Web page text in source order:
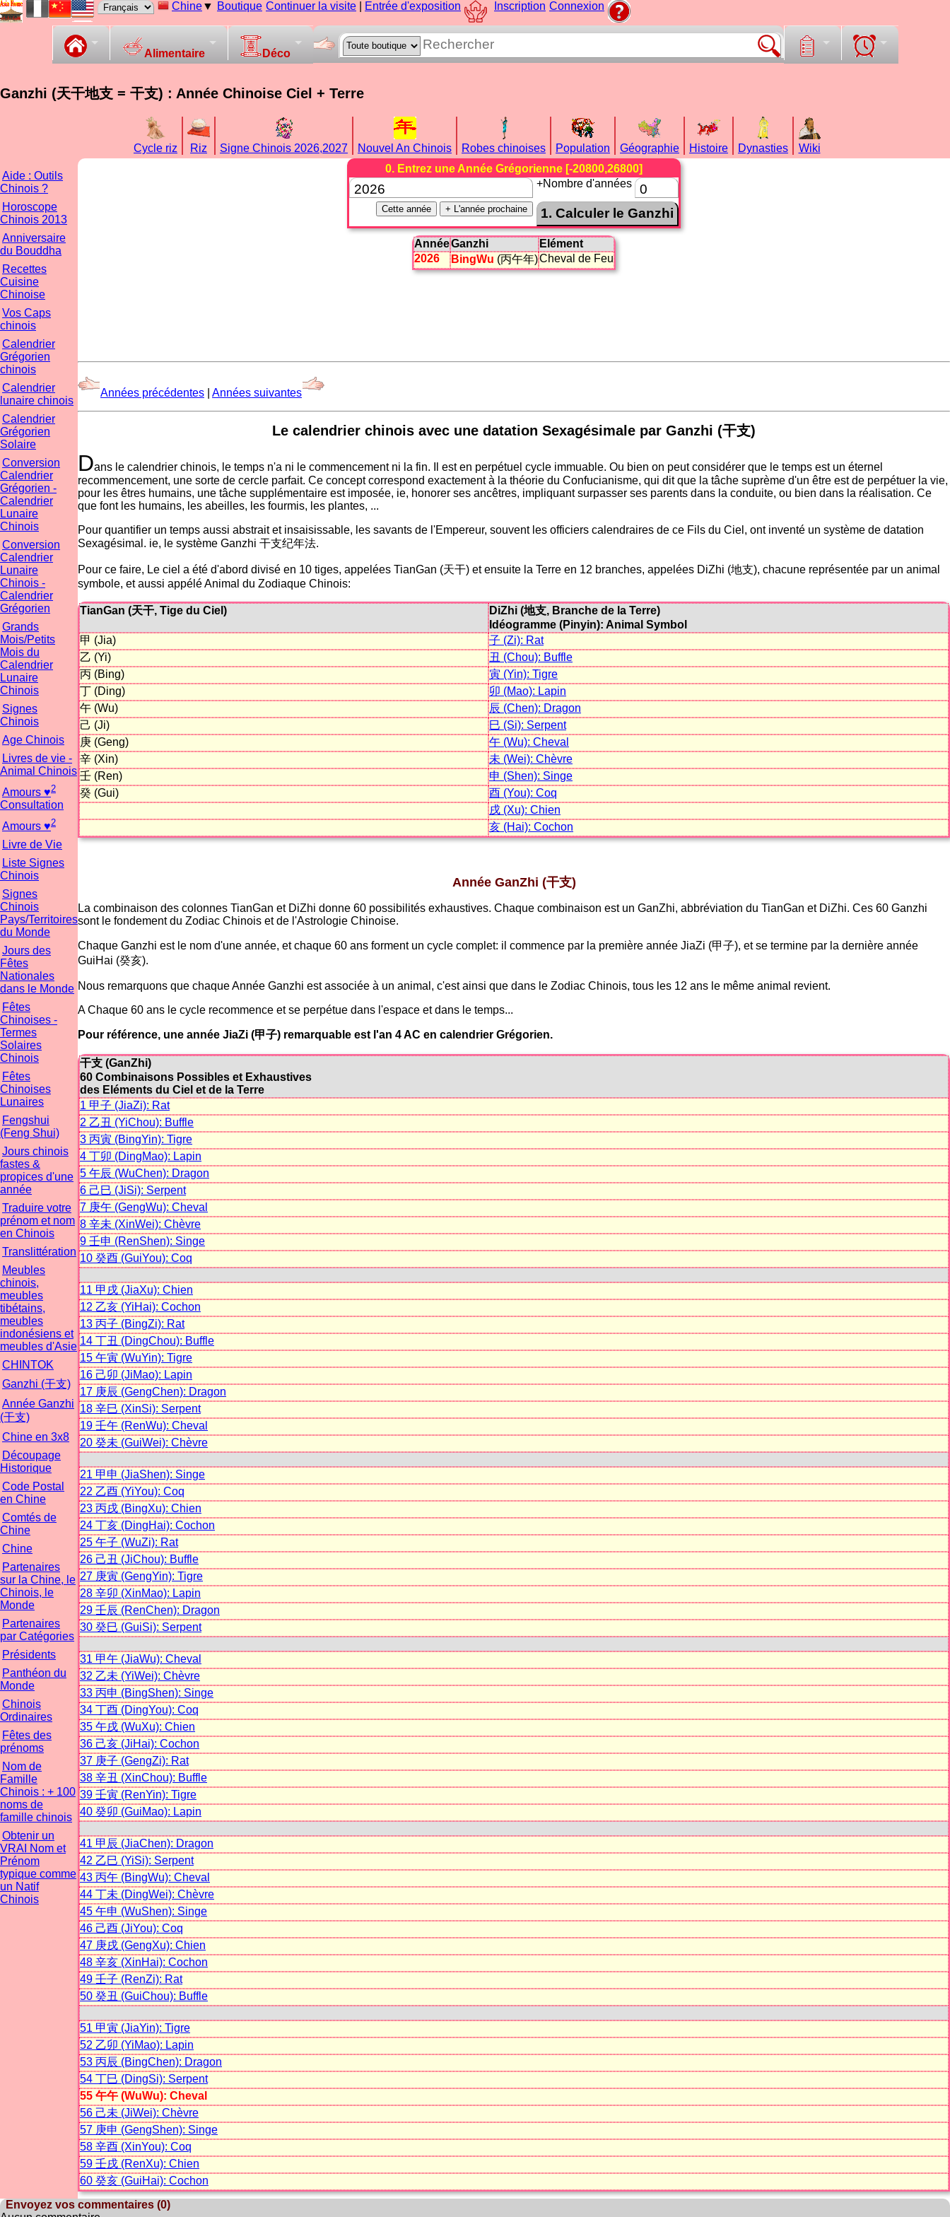
Chine▼ Boutique Continuer la visite Entrée d'exposition Inscription Connexion
Alimentaire Déco
Ganzhi (天干地支 = 干支) : Année Chinoise Ciel + Terre
Cycle riz Riz Signe Chinois 2026,2027 Nouvel An Chinois Robes chinoises Population Géographie Histoire Dynasties Wiki
Aide : Outils
Chinois ?
Horoscope
Chinois 2013
Anniversaire
du Bouddha
Recettes
Cuisine
Chinoise
Vos Caps
chinois
Calendrier
Grégorien
chinois
Calendrier
lunaire chinois
Calendrier
Grégorien
Solaire
Conversion
Calendrier
Grégorien -
Calendrier
Lunaire
Chinois
Conversion
Calendrier
Lunaire
Chinois -
Calendrier
Grégorien
Grands
Mois/Petits
Mois du
Calendrier
Lunaire
Chinois
Signes
Chinois
Age Chinois
Livres de vie -
Animal Chinois
Amours ♥2
Consultation
Amours ♥2
Livre de Vie
Liste Signes
Chinois
Signes
Chinois
Pays/Territoires
du Monde
Jours des
Fêtes
Nationales
dans le Monde
Fêtes
Chinoises -
Termes
Solaires
Chinois
Fêtes
Chinoises
Lunaires
Fengshui
(Feng Shui)
Jours chinois
fastes &
propices d'une
année
Traduire votre
prénom et nom
en Chinois
Translittération
Meubles
chinois,
meubles
tibétains,
meubles
indonésiens et
meubles d'Asie
CHINTOK
Ganzhi (干支)
Année Ganzhi
(干支)
Chine en 3x8
Découpage
Historique
Code Postal
en Chine
Comtés de
Chine
Chine
Partenaires
sur la Chine, le
Chinois, le
Monde
Partenaires
par Catégories
Présidents
Panthéon du
Monde
Chinois
Ordinaires
Fêtes des
prénoms
Nom de
Famille
Chinois : + 100
noms de
famille chinois
Obtenir un
VRAI Nom et
Prénom
typique comme
un Natif
Chinois
0. Entrez une Année Grégorienne [-20800,26800]
+Nombre d'années
AnnéeGanzhi
Elément
2026
BingWu (丙午年)Cheval de Feu
Années précédentes Années suivantes
Le calendrier chinois avec une datation Sexagésimale par Ganzhi (干支)
Dans le calendrier chinois, le temps n'a ni le commencement ni la fin. Il est en perpétuel cycle immuable. Ou bien on peut considérer que le temps est un éternel
recommencement, une sorte de cercle parfait. Ce concept correspond exactement à la théorie du Confucianisme, qui dit que la tâche suprème d'un être est de perpétuer la vie,
pour les êtres humains, une tâche supplémentaire est imposée, ie, honorer ses ancêtres, impliquant surpasser ses parents dans la conduite, ou bien dans la réalisation. Ce
que font les humains, les abeilles, les fourmis, les plantes, ...
Pour quantifier un temps aussi abstrait et insaisissable, les savants de l'Empereur, souvent les officiers calendraires de ce Fils du Ciel, ont inventé un système de datation
Sexagésimal. ie, le système Ganzhi 干支纪年法.
Pour ce faire, Le ciel a été d'abord divisé en 10 tiges, appelées TianGan (天干) et ensuite la Terre en 12 branches, appelées DiZhi (地支), chacune représentée par un animal
symbole, et aussi appélé Animal du Zodiaque Chinois:
TianGan (天干, Tige du Ciel)
DiZhi (地支, Branche de la Terre)
Idéogramme (Pinyin): Animal Symbol
甲 (Jia)
子 (Zi): Rat
乙 (Yi)
丑 (Chou): Buffle
丙 (Bing)
寅 (Yin): Tigre
丁 (Ding)
卯 (Mao): Lapin
午 (Wu)
辰 (Chen): Dragon
己 (Ji)
巳 (Si): Serpent
庚 (Geng)
午 (Wu): Cheval
辛 (Xin)
未 (Wei): Chèvre
壬 (Ren)
申 (Shen): Singe
癸 (Gui)
酉 (You): Coq
戌 (Xu): Chien
亥 (Hai): Cochon
Année GanZhi (干支)
La combinaison des colonnes TianGan et DiZhi donne 60 possibilités exhaustives. Chaque combinaison est un GanZhi, abbréviation du TianGan et DiZhi. Ces 60 Ganzhi
sont le fondement du Zodiac Chinois et de l'Astrologie Chinoise.
Chaque Ganzhi est le nom d'une année, et chaque 60 ans forment un cycle complet: il commence par la première année JiaZi (甲子), et se termine par la dernière année
GuiHai (癸亥).
Nous remarquons que chaque Année Ganzhi est associée à un animal, c'est ainsi que dans le Zodiac Chinois, tous les 12 ans le même animal revient.
A Chaque 60 ans le cycle recommence et se perpétue dans l'espace et dans le temps...
Pour référence, une année JiaZi (甲子) remarquable est l'an 4 AC en calendrier Grégorien.
干支 (GanZhi)
60 Combinaisons Possibles et Exhaustives
des Eléments du Ciel et de la Terre
1 甲子 (JiaZi): Rat
2 乙丑 (YiChou): Buffle
3 丙寅 (BingYin): Tigre
4 丁卯 (DingMao): Lapin
5 午辰 (WuChen): Dragon
6 己巳 (JiSi): Serpent
7 庚午 (GengWu): Cheval
8 辛未 (XinWei): Chèvre
9 壬申 (RenShen): Singe
10 癸酉 (GuiYou): Coq
11 甲戌 (JiaXu): Chien
12 乙亥 (YiHai): Cochon
13 丙子 (BingZi): Rat
14 丁丑 (DingChou): Buffle
15 午寅 (WuYin): Tigre
16 己卯 (JiMao): Lapin
17 庚辰 (GengChen): Dragon
18 辛巳 (XinSi): Serpent
19 壬午 (RenWu): Cheval
20 癸未 (GuiWei): Chèvre
21 甲申 (JiaShen): Singe
22 乙酉 (YiYou): Coq
23 丙戌 (BingXu): Chien
24 丁亥 (DingHai): Cochon
25 午子 (WuZi): Rat
26 己丑 (JiChou): Buffle
27 庚寅 (GengYin): Tigre
28 辛卯 (XinMao): Lapin
29 壬辰 (RenChen): Dragon
30 癸巳 (GuiSi): Serpent
31 甲午 (JiaWu): Cheval
32 乙未 (YiWei): Chèvre
33 丙申 (BingShen): Singe
34 丁酉 (DingYou): Coq
35 午戌 (WuXu): Chien
36 己亥 (JiHai): Cochon
37 庚子 (GengZi): Rat
38 辛丑 (XinChou): Buffle
39 壬寅 (RenYin): Tigre
40 癸卯 (GuiMao): Lapin
41 甲辰 (JiaChen): Dragon
42 乙巳 (YiSi): Serpent
43 丙午 (BingWu): Cheval
44 丁未 (DingWei): Chèvre
45 午申 (WuShen): Singe
46 己酉 (JiYou): Coq
47 庚戌 (GengXu): Chien
48 辛亥 (XinHai): Cochon
49 壬子 (RenZi): Rat
50 癸丑 (GuiChou): Buffle
51 甲寅 (JiaYin): Tigre
52 乙卯 (YiMao): Lapin
53 丙辰 (BingChen): Dragon
54 丁巳 (DingSi): Serpent
55 午午 (WuWu): Cheval
56 己未 (JiWei): Chèvre
57 庚申 (GengShen): Singe
58 辛酉 (XinYou): Coq
59 壬戌 (RenXu): Chien
60 癸亥 (GuiHai): Cochon
Envoyez vos commentaires (0)